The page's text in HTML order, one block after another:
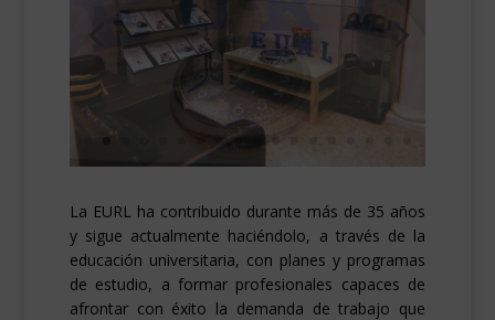
La EURL ha contribuido durante más de 35 años
y sigue actualmente haciéndolo, a través de la
educación universitaria, con planes y programas
de estudio, a formar profesionales capaces de
afrontar con éxito la demanda de trabajo que